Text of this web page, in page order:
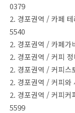
0379
2. 경포권역 / 카페
5540
2. 경포권역 / 카페
2. 경포권역 / 커피
2. 경포권역 / 커피
2. 경포권역 / 커피
2. 경포권역 / 커피
5599